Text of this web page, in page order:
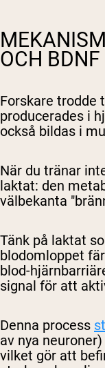
OCH BDNF
Forskare trodde
producerades i
också bildas i
När du tränar
laktat: den
välbekanta
Tänk på laktat
blodomloppet
blod-
signal för att
Denna process
av nya
vilket gör att